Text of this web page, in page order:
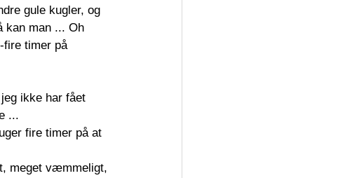
gule kugler, og
kan man ... Oh
fire timer på
ikke har fået
...
fire timer på at
meget væmmeligt,